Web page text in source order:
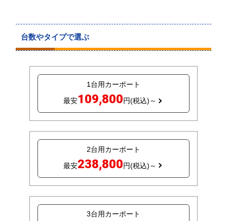
台数やタイプで選ぶ
1台用カーポート
最安109,800円(税込)～
2台用カーポート
最安238,800円(税込)～
3台用カーポート